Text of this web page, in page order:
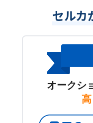
セルカ
オークシ